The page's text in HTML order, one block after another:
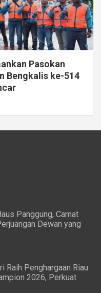
Pasokan
Bengkalis ke-514
Panggung, Camat
Dewan yang
Raih Penghargaan Riau
2026, Perkuat